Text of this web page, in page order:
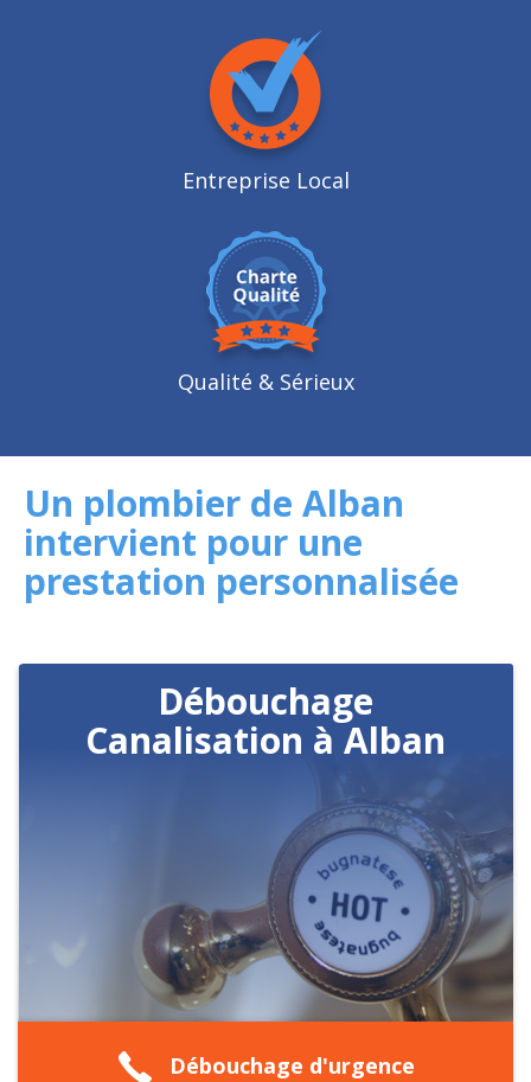
Entreprise Local
Qualité & Sérieux
Un plombier de Alban
intervient pour une
prestation personnalisée
Débouchage
Canalisation à Alban
Débouchage d'urgence